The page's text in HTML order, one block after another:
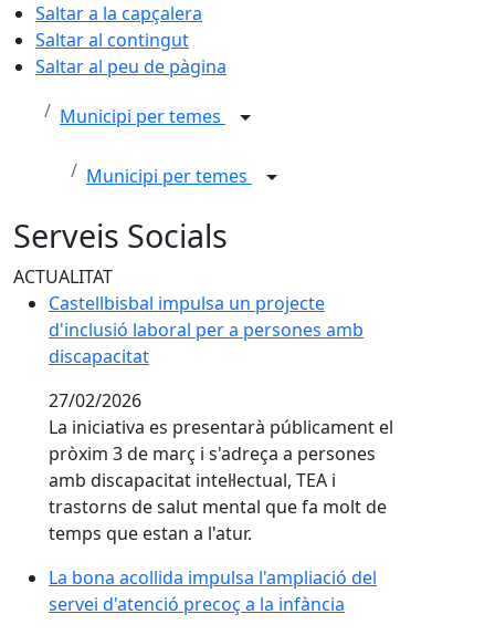
Saltar a la capçalera
Saltar al contingut
Saltar al peu de pàgina
Municipi per temes
Municipi per temes
Serveis Socials
ACTUALITAT
Castellbisbal impulsa un projecte d'inclusió laboral
Castellbisbal impulsa un projecte
d'inclusió laboral per a persones amb
discapacitat
27/02/2026
La iniciativa es presentarà públicament el
pròxim 3 de març i s'adreça a persones
amb discapacitat intel·lectual, TEA i
trastorns de salut mental que fa molt de
temps que estan a l'atur.
La bona acollida impulsa l'ampliació del servei
La bona acollida impulsa l'ampliació del
servei d'atenció precoç a la infància